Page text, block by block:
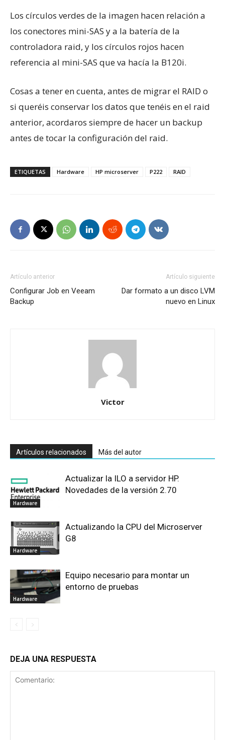
Los círculos verdes de la imagen hacen relación a
los conectores mini-SAS y a la batería de la
controladora raid, y los círculos rojos hacen
referencia al mini-SAS que va hacía la B120i.
Cosas a tener en cuenta, antes de migrar el RAID o
si queréis conservar los datos que tenéis en el raid
anterior, acordaros siempre de hacer un backup
antes de tocar la configuración del raid.
ETIQUETAS Hardware HP microserver P222 RAID
Artículo anterior
Configurar Job en Veeam
Backup
Artículo siguiente
Dar formato a un disco LVM
nuevo en Linux
Victor
Artículos relacionados Más del autor
Hardware
Actualizar la ILO a servidor HP.
Novedades de la versión 2.70
Hardware
Actualizando la CPU del Microserver
G8
Hardware
Equipo necesario para montar un
entorno de pruebas
DEJA UNA RESPUESTA